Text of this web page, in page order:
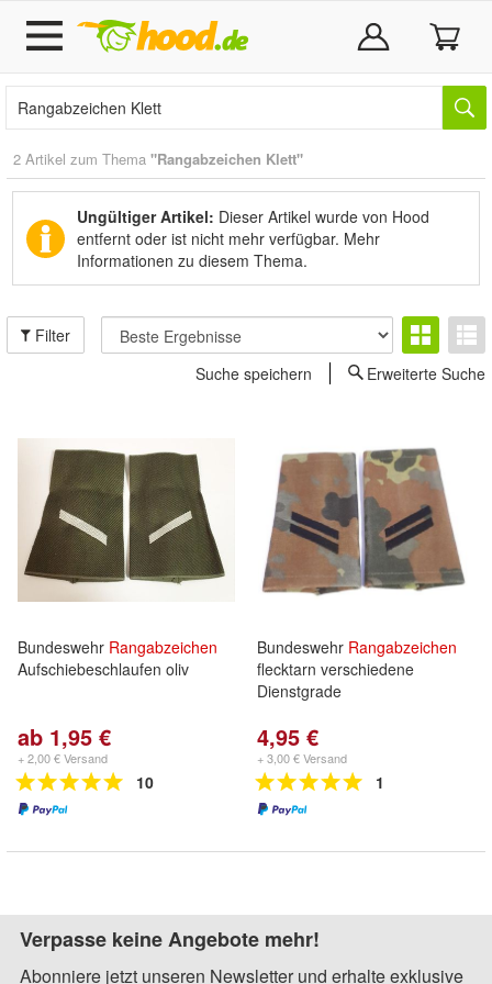
2 Artikel zum Thema "Rangabzeichen Klett"
Ungültiger Artikel: Dieser Artikel wurde von Hood
entfernt oder ist nicht mehr verfügbar. Mehr
Informationen zu diesem Thema.
Filter
Suche speichern
Erweiterte Suche
Bundeswehr Rangabzeichen
Aufschiebeschlaufen oliv
ab 1,95 €
+ 2,00 € Versand
10
Bundeswehr Rangabzeichen
flecktarn verschiedene
Dienstgrade
4,95 €
+ 3,00 € Versand
1
Verpasse keine Angebote mehr!
Abonniere jetzt unseren Newsletter und erhalte exklusive